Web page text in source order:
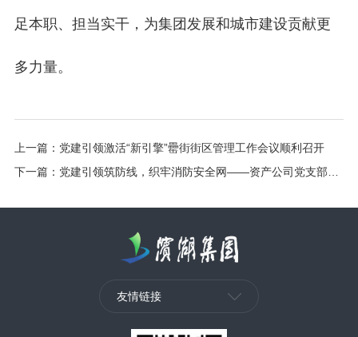
足本职、担当实干，为集团发展和城市建设贡献更
多力量。
上一篇： 党建引领激活“新引擎”罍街街区管理工作会议顺利召开
下一篇： 党建引领筑防线，织牢消防安全网——资产公司党支部组织商户开展消防安全专题活动
友情链接